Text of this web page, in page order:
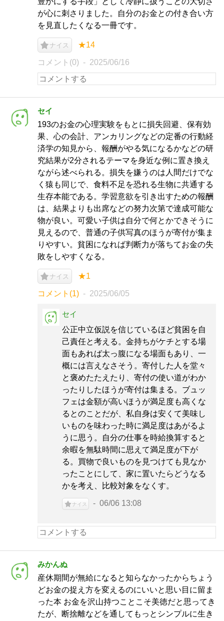
が心に刺さりました。自分のお金との付き合い方
を見直したくなる一冊です。
ナイス ★14
コメント(0) 2025/06/16
セイ
193のお金の心理実験をもとに損失回避、保有効
果、心の会計、アンカリングなどの定番の行動経
済学の知見から、報酬がやる気になるかなどの研
究結果が2分されるテーマを身近な例に置き換え
ながら述べられる。損失を嫌うのは人間だけでな
く猿も同じで、食料不足を恐れる生物に共通する
生存本能である。学習意欲を引き出すための報酬
は、結果よりも出席などの努力次第で達成可能な
物が良い。可愛い子供は自分で何とかできそうに
見えるので、普通の子供写真のほうが寄付が集ま
りやすい。貧困になれば判断力が落ちてお金の失
敗をしやすくなる。
ナイス ★1
コメント(1) 2025/06/05
セイ
公正中立仮説を信じているほど貧困を自
己責任と考える。金持ちがケチとする場
面もあれば太っ腹になる場面もあり、一
概には言えなさそう。寄付した人を堂々
と褒めたたえたり、寄付の使い道がわか
ったりしたほうが寄付は集まる。ブュッ
フェは金額が高いほうが満足度も高くな
るとのことだが、私自身は安くて美味し
いものを味わった時に満足度はあがるよ
うに思う。自分の仕事を時給換算すると
余暇を無駄時間に思えて満足度が下が
る。買物で良いものを見つけても見なか
ったことにして、家に置いたらどうなる
かを考え、比較対象をなくす。
ナイス 06/06 13:08
みかんぬ
産休期間が無給になると知らなかったからちょう
どお金の捉え方を変えるのにいいと思い目に留ま
った本 お金を沢山持つことこそ美徳だと思ってき
たが、断捨離などを通してもっとシンプルに生き